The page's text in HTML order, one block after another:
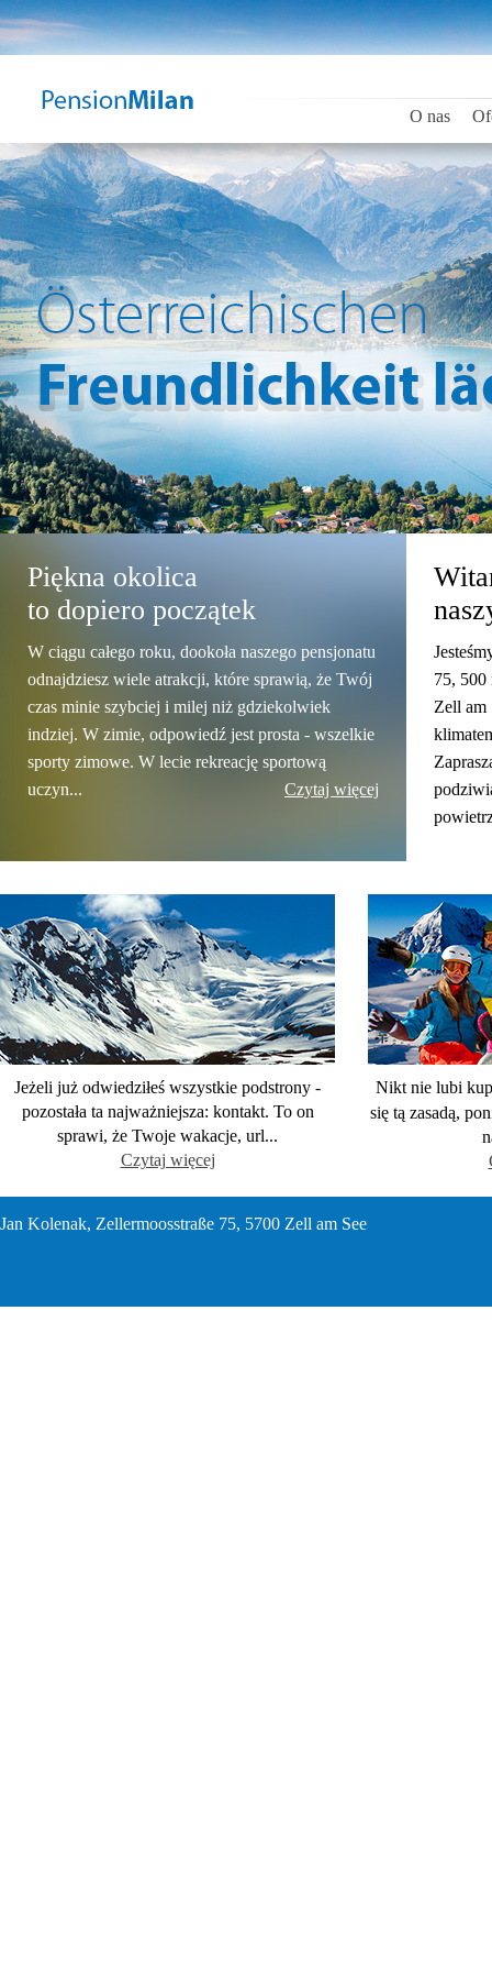
O nas
Piękna okolica
to dopiero początek
W ciągu całego roku, dookoła naszego pensjonatu
odnajdziesz wiele atrakcji, które sprawią, że Twój
czas minie szybciej i milej niż gdziekolwiek
indziej. W zimie, odpowiedź jest prosta - wszelkie
sporty zimowe. W lecie rekreację sportową
uczyn...
Czytaj więcej
75,
Zell am
Jeżeli już odwiedziłeś wszystkie podstrony -
pozostała ta najważniejsza: kontakt. To on
sprawi, że Twoje wakacje, url...
Czytaj więcej
Nikt nie lubi
się tą zasadą,
Jan Kolenak, Zellermoosstraße 75, 5700 Zell am See